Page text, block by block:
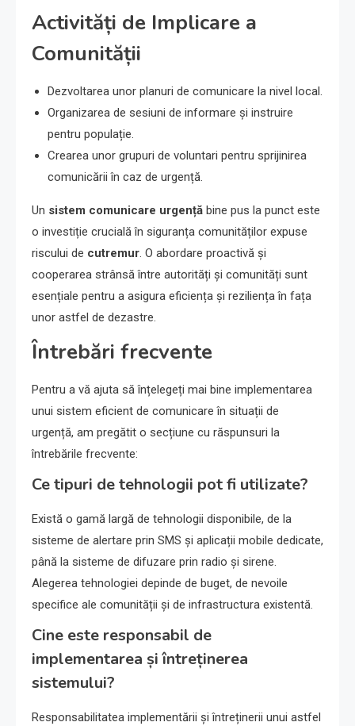
Activități de Implicare a
Comunității
Dezvoltarea unor planuri de comunicare la nivel local.
Organizarea de sesiuni de informare și instruire
pentru populație.
Crearea unor grupuri de voluntari pentru sprijinirea
comunicării în caz de urgență.
Un sistem comunicare urgență bine pus la punct este
o investiție crucială în siguranța comunităților expuse
riscului de cutremur. O abordare proactivă și
cooperarea strânsă între autorități și comunități sunt
esențiale pentru a asigura eficiența și reziliența în fața
unor astfel de dezastre.
Întrebări frecvente
Pentru a vă ajuta să înțelegeți mai bine implementarea
unui sistem eficient de comunicare în situații de
urgență, am pregătit o secțiune cu răspunsuri la
întrebările frecvente:
Ce tipuri de tehnologii pot fi utilizate?
Există o gamă largă de tehnologii disponibile, de la
sisteme de alertare prin SMS și aplicații mobile dedicate,
până la sisteme de difuzare prin radio și sirene.
Alegerea tehnologiei depinde de buget, de nevoile
specifice ale comunității și de infrastructura existentă.
Cine este responsabil de
implementarea și întreținerea
sistemului?
Responsabilitatea implementării și întreținerii unui astfel